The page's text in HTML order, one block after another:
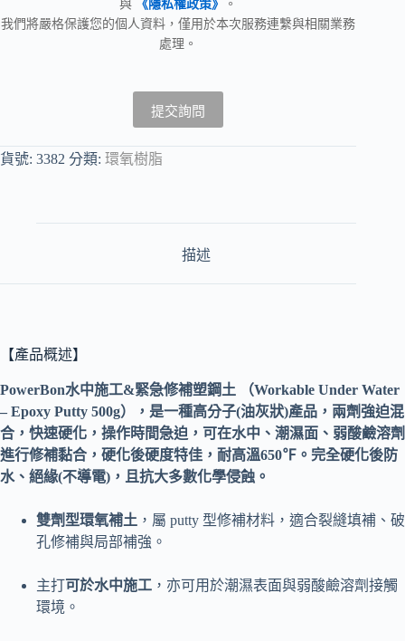
與
《隱私權政策》
。
我們將嚴格保護您的個人資料，僅用於本次服務連繫與相關業務
處理。
提交詢問
貨號: 3382 分類: 環氧樹脂
描述
【產品概述】
PowerBon水中施工&緊急修補塑鋼土 （Workable Under Water
– Epoxy Putty 500g），是一種高分子(油灰狀)產品，兩劑強迫混
合，快速硬化，操作時間急迫，可在水中、潮濕面、弱酸鹼溶劑
進行修補黏合，硬化後硬度特佳，耐高溫650℉。完全硬化後防
水、絕緣(不導電)，且抗大多數化學侵蝕。
雙劑型環氧補土 ，屬 putty 型修補材料，適合裂縫填補、破
孔修補與局部補強。
主打可於水中施工 ，亦可用於潮濕表面與弱酸鹼溶劑接觸
環境。